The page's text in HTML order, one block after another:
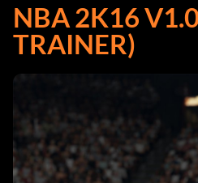
NBA 2K16
TRAINER)